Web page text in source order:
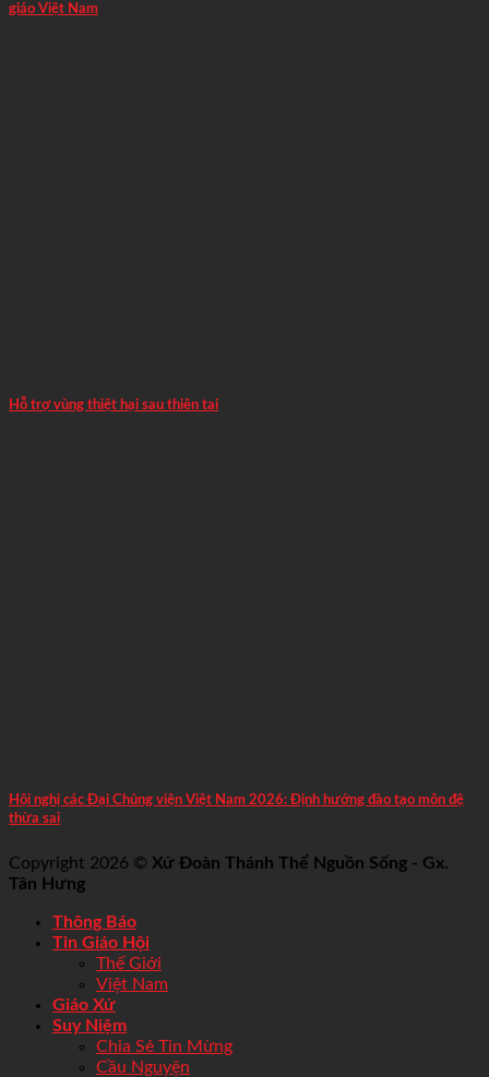
giáo Việt Nam
Hỗ trợ vùng thiệt hại sau thiên tai
Hội nghị các Đại Chủng viện Việt Nam 2026: Định hướng đào tạo môn đệ
thừa sai
Copyright 2026 © Xứ Đoàn Thánh Thể Nguồn Sống - Gx.
Tân Hưng
Thông Báo
Tin Giáo Hội
Thế Giới
Việt Nam
Giáo Xứ
Suy Niệm
Chia Sẻ Tin Mừng
Cầu Nguyện